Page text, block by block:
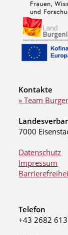
Kontakte
» Team
7000
Datenschutz
Impressum
Telefon
+43 2682